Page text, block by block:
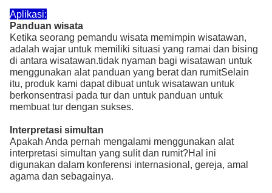
Aplikasi:
Panduan wisata
Ketika seorang pemandu wisata memimpin wisatawan,
adalah wajar untuk memiliki situasi yang ramai dan bising
di antara wisatawan.tidak nyaman bagi wisatawan untuk
menggunakan alat panduan yang berat dan rumitSelain
itu, produk kami dapat dibuat untuk wisatawan untuk
berkonsentrasi pada tur dan untuk panduan untuk
membuat tur dengan sukses.
Interpretasi simultan
Apakah Anda pernah mengalami menggunakan alat
interpretasi simultan yang sulit dan rumit?Hal ini
digunakan dalam konferensi internasional, gereja, amal
agama dan sebagainya.